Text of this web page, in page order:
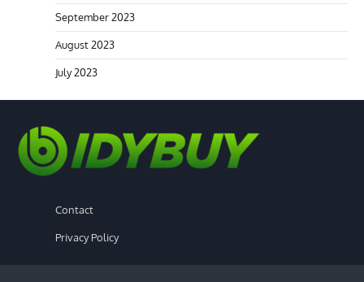
September 2023
August 2023
July 2023
Contact
Privacy Policy